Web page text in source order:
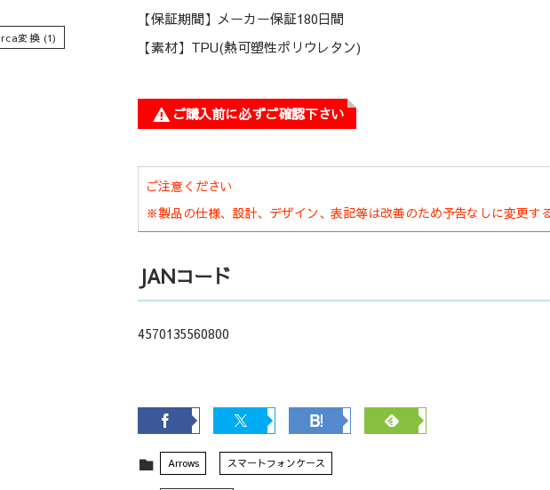
【保証期間】メーカー保証180日間
【素材】TPU(熱可塑性ポリウレタン)
ご購入前に必ずご確認下さい
ご注意ください
※製品の仕様、設計、デザイン、表記等は改善のため予告なしに変更す
JANコード
4570135560800
Arrows スマートフォンケース
rca変換 (1)